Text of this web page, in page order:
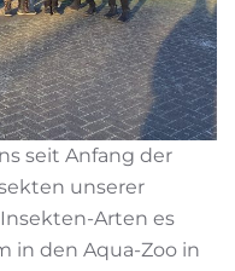
seit Anfang der
unserer
Arten es
in den Aqua-Zoo in